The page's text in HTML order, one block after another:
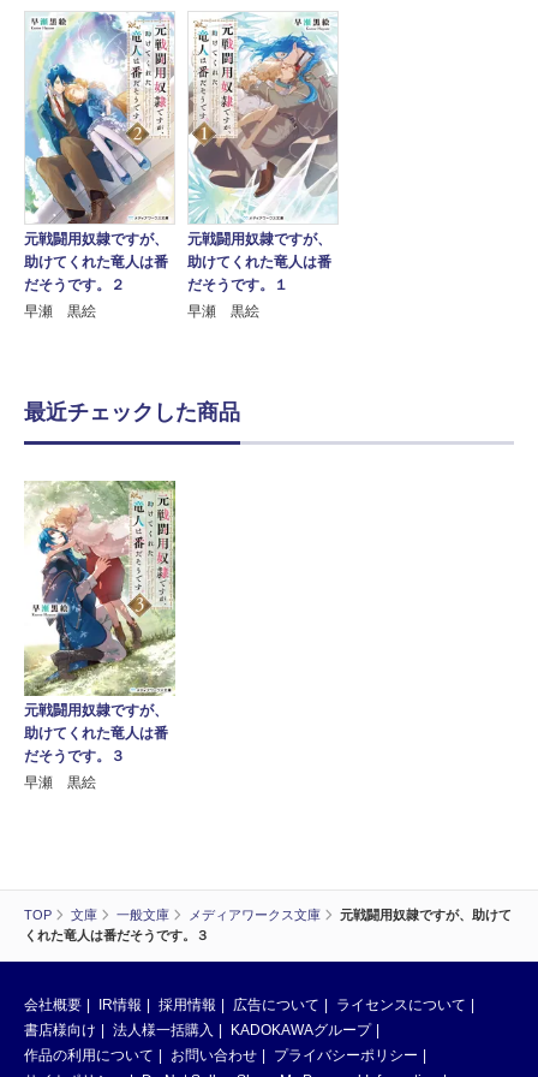
TOP 文庫 一般文庫 メディアワークス文庫
元戦闘用奴隷ですが、助けて
くれた竜人は番だそうです。３
元戦闘用奴隷ですが、
助けてくれた竜人は番
だそうです。２
早瀬 黒絵
元戦闘用奴隷ですが、
助けてくれた竜人は番
だそうです。１
早瀬 黒絵
最近チェックした商品
元戦闘用奴隷ですが、
助けてくれた竜人は番
だそうです。３
早瀬 黒絵
会社概要 IR情報 採用情報 広告について
ライセンスについて
書店様向け
法人様一括購入
KADOKAWAグループ
作品の利用について
お問い合わせ
プライバシーポリシー